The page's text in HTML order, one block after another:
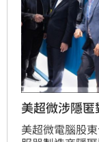
美超微涉隱
美超微電腦股